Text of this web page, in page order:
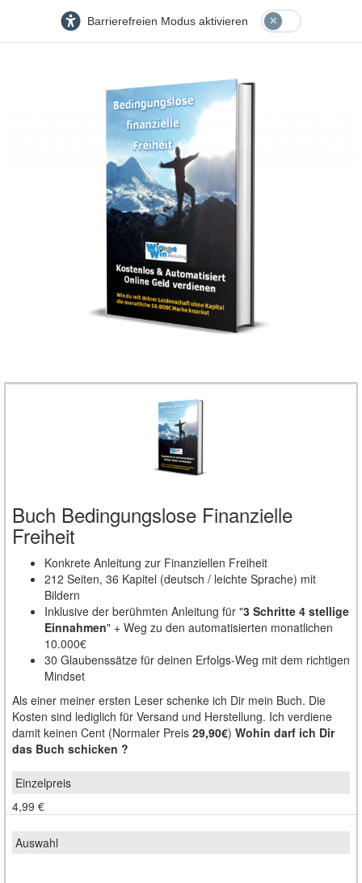
Barrierefreien Modus aktivieren
Buch Bedingungslose Finanzielle
Freiheit
Konkrete Anleitung zur Finanziellen Freiheit
212 Seiten, 36 Kapitel (deutsch / leichte Sprache) mit
Bildern
Inklusive der berühmten Anleitung für "3 Schritte 4 stellige
Einnahmen" + Weg zu den automatisierten monatlichen
10.000€
30 Glaubenssätze für deinen Erfolgs-Weg mit dem richtigen
Mindset
Als einer meiner ersten Leser schenke ich Dir mein Buch. Die
Kosten sind lediglich für Versand und Herstellung. Ich verdiene
damit keinen Cent (Normaler Preis 29,90€) Wohin darf ich Dir
das Buch schicken ?
4,99 €